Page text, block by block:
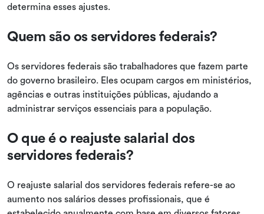
determina esses ajustes.
Quem são os servidores federais?
Os servidores federais são trabalhadores que fazem parte
do governo brasileiro. Eles ocupam cargos em ministérios,
agências e outras instituições públicas, ajudando a
administrar serviços essenciais para a população.
O que é o reajuste salarial dos
servidores federais?
O reajuste salarial dos servidores federais refere-se ao
aumento nos salários desses profissionais, que é